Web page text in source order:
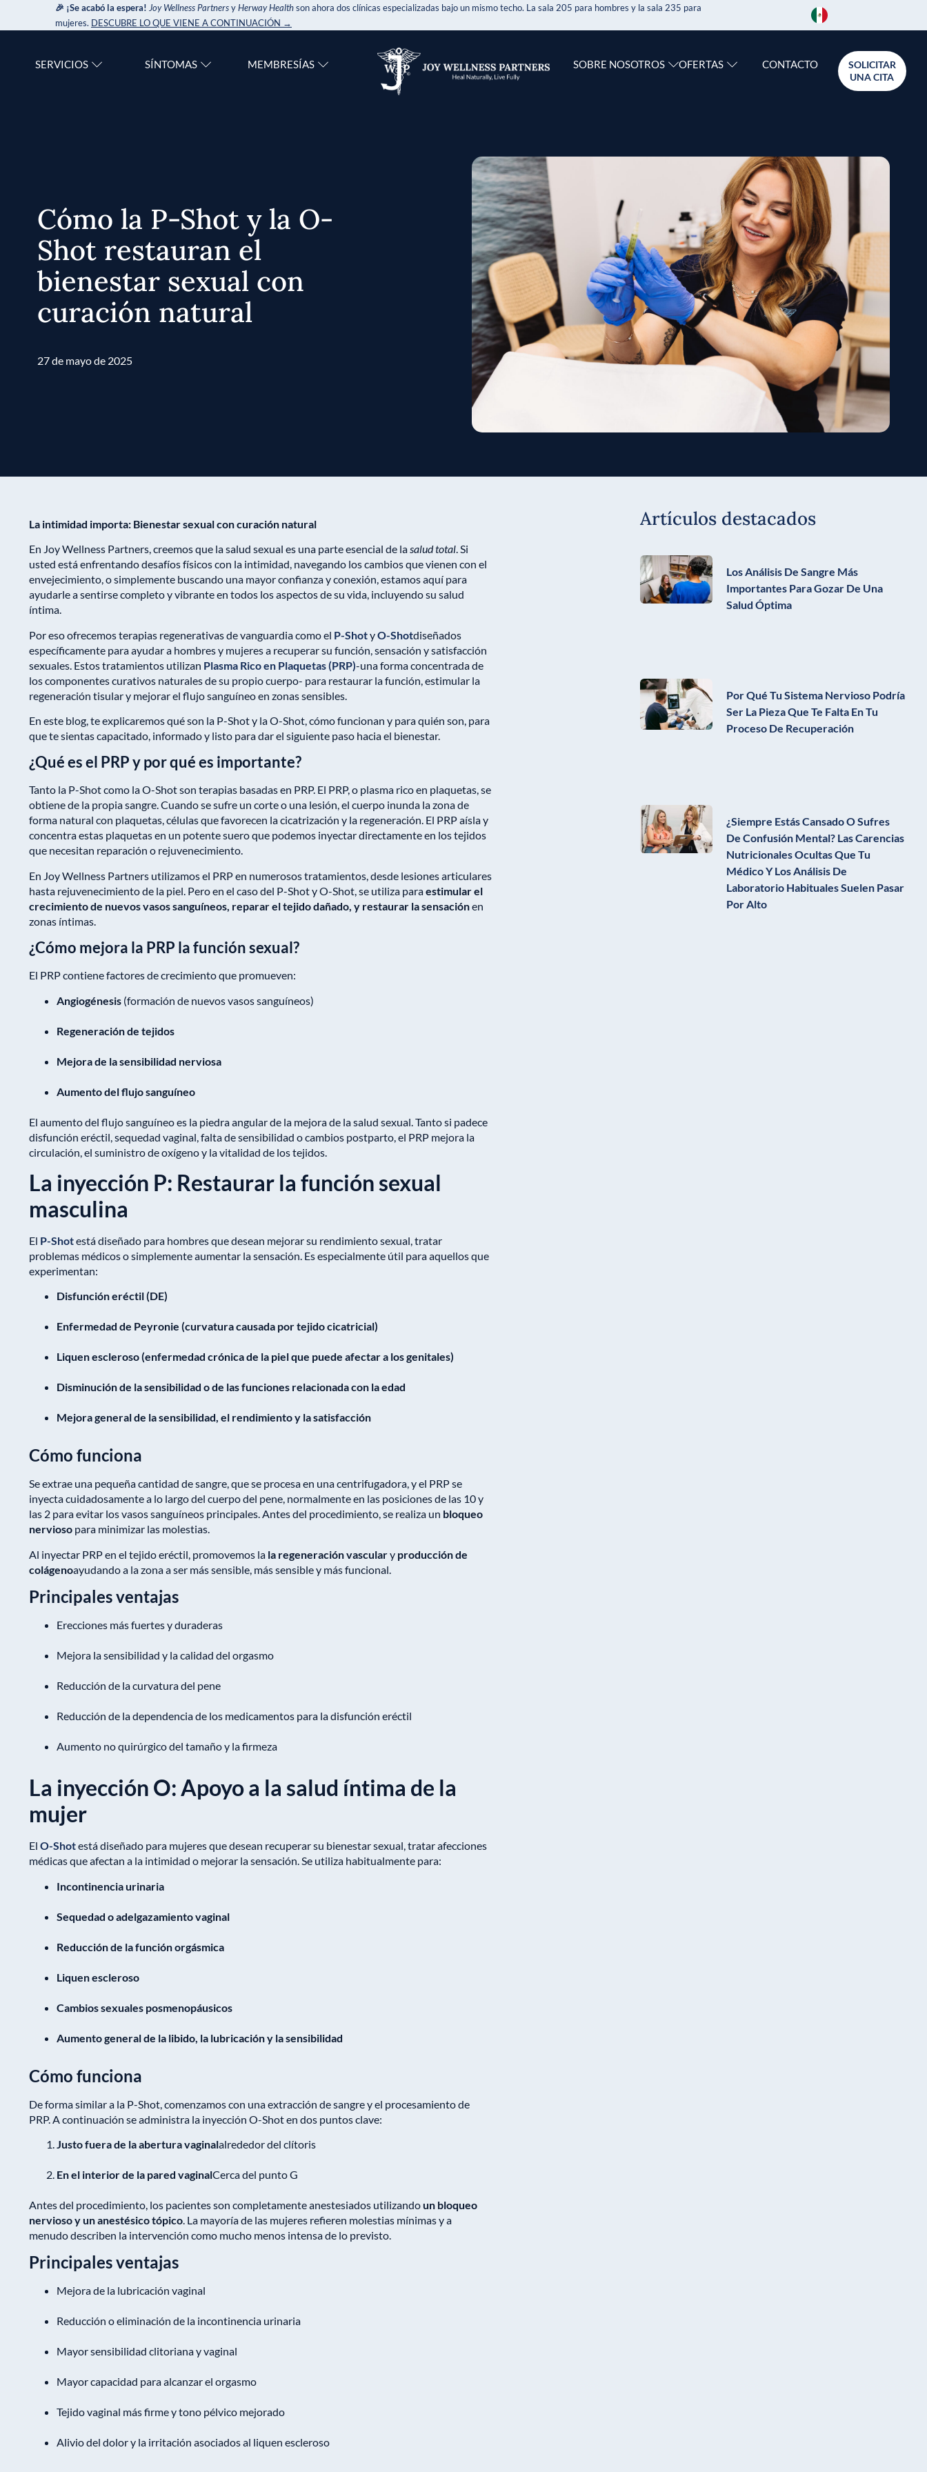
🎉 ¡Se acabó la espera! Joy Wellness PartnersyHerway Healthson ahora dos clínicas especializadas bajo un mismo techo. La sala 205 para hombres y la sala 235 para
mujeres. DESCUBRE LO QUE VIENE A CONTINUACIÓN →
SERVICIOS SÍNTOMAS MEMBRESÍAS SOBRE NOSOTROS OFERTAS CONTACTO
SOLICITAR
UNA CITA
Cómo la P-Shot y la O-
Shot restauran el
bienestar sexual con
curación natural
27 de mayo de 2025
La intimidad importa: Bienestar sexual con curación natural
En Joy Wellness Partners, creemos que la salud sexual es una parte esencial de lasalud total. Si
usted está enfrentando desafíos físicos con la intimidad, navegando los cambios que vienen con el
envejecimiento, o simplemente buscando una mayor confianza y conexión, estamos aquí para
ayudarle a sentirse completo y vibrante en todos los aspectos de su vida, incluyendo su salud
íntima.
Por eso ofrecemos terapias regenerativas de vanguardia como el P-ShotyO-Shotdiseñados
específicamente para ayudar a hombres y mujeres a recuperar su función, sensación y satisfacción
sexuales. Estos tratamientos utilizan Plasma Rico en Plaquetas (PRP)-una forma concentrada de
los componentes curativos naturales de su propio cuerpo- para restaurar la función, estimular la
regeneración tisular y mejorar el flujo sanguíneo en zonas sensibles.
En este blog, te explicaremos qué son la P-Shot y la O-Shot, cómo funcionan y para quién son, para
que te sientas capacitado, informado y listo para dar el siguiente paso hacia el bienestar.
¿Qué es el PRP y por qué es importante?
Tanto la P-Shot como la O-Shot son terapias basadas en PRP. El PRP, o plasma rico en plaquetas, se
obtiene de la propia sangre. Cuando se sufre un corte o una lesión, el cuerpo inunda la zona de
forma natural con plaquetas, células que favorecen la cicatrización y la regeneración. El PRP aísla y
concentra estas plaquetas en un potente suero que podemos inyectar directamente en los tejidos
que necesitan reparación o rejuvenecimiento.
En Joy Wellness Partners utilizamos el PRP en numerosos tratamientos, desde lesiones articulares
hasta rejuvenecimiento de la piel. Pero en el caso del P-Shot y O-Shot, se utiliza paraestimular el
crecimiento de nuevos vasos sanguíneos, reparar el tejido dañado, y restaurar la sensaciónen
zonas íntimas.
¿Cómo mejora la PRP la función sexual?
El PRP contiene factores de crecimiento que promueven:
Angiogénesis (formación de nuevos vasos sanguíneos)
Regeneración de tejidos
Mejora de la sensibilidad nerviosa
Aumento del flujo sanguíneo
El aumento del flujo sanguíneo es la piedra angular de la mejora de la salud sexual. Tanto si padece
disfunción eréctil, sequedad vaginal, falta de sensibilidad o cambios postparto, el PRP mejora la
circulación, el suministro de oxígeno y la vitalidad de los tejidos.
La inyección P: Restaurar la función sexual
masculina
El P-Shotestá diseñado para hombres que desean mejorar su rendimiento sexual, tratar
problemas médicos o simplemente aumentar la sensación. Es especialmente útil para aquellos que
experimentan:
Disfunción eréctil (DE)
Enfermedad de Peyronie (curvatura causada por tejido cicatricial)
Liquen escleroso (enfermedad crónica de la piel que puede afectar a los genitales)
Disminución de la sensibilidad o de las funciones relacionada con la edad
Mejora general de la sensibilidad, el rendimiento y la satisfacción
Cómo funciona
Se extrae una pequeña cantidad de sangre, que se procesa en una centrifugadora, y el PRP se
inyecta cuidadosamente a lo largo del cuerpo del pene, normalmente en las posiciones de las 10 y
las 2 para evitar los vasos sanguíneos principales. Antes del procedimiento, se realiza un bloqueo
nervioso para minimizar las molestias.
Al inyectar PRP en el tejido eréctil, promovemos la la regeneración vasculary producción de
colágenoayudando a la zona a ser más sensible, más sensible y más funcional.
Principales ventajas
Erecciones más fuertes y duraderas
Mejora la sensibilidad y la calidad del orgasmo
Reducción de la curvatura del pene
Reducción de la dependencia de los medicamentos para la disfunción eréctil
Aumento no quirúrgico del tamaño y la firmeza
La inyección O: Apoyo a la salud íntima de la
mujer
El O-Shotestá diseñado para mujeres que desean recuperar su bienestar sexual, tratar afecciones
médicas que afectan a la intimidad o mejorar la sensación. Se utiliza habitualmente para:
Incontinencia urinaria
Sequedad o adelgazamiento vaginal
Reducción de la función orgásmica
Liquen escleroso
Cambios sexuales posmenopáusicos
Aumento general de la libido, la lubricación y la sensibilidad
Cómo funciona
De forma similar a la P-Shot, comenzamos con una extracción de sangre y el procesamiento de
PRP. A continuación se administra la inyección O-Shot en dos puntos clave:
Justo fuera de la abertura vaginalalrededor del clítoris
En el interior de la pared vaginalCerca del punto G
Antes del procedimiento, los pacientes son completamente anestesiados utilizandoun bloqueo
nervioso y un anestésico tópico. La mayoría de las mujeres refieren molestias mínimas y a
menudo describen la intervención como mucho menos intensa de lo previsto.
Principales ventajas
Mejora de la lubricación vaginal
Reducción o eliminación de la incontinencia urinaria
Mayor sensibilidad clitoriana y vaginal
Mayor capacidad para alcanzar el orgasmo
Tejido vaginal más firme y tono pélvico mejorado
Alivio del dolor y la irritación asociados al liquen escleroso
Artículos destacados
Los Análisis De Sangre Más
Importantes Para Gozar De Una
Salud Óptima
Por Qué Tu Sistema Nervioso Podría
Ser La Pieza Que Te Falta En Tu
Proceso De Recuperación
¿Siempre Estás Cansado O Sufres
De Confusión Mental? Las Carencias
Nutricionales Ocultas Que Tu
Médico Y Los Análisis De
Laboratorio Habituales Suelen Pasar
Por Alto